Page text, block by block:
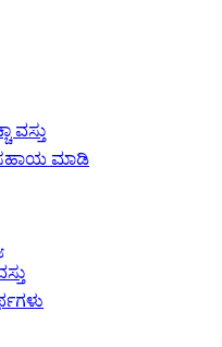
ವಸ್ತು
ಸಹಾಯ ಮಾಡಿ